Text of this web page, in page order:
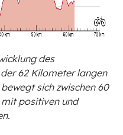
des
62 Kilometer langen
sich zwischen 60
positiven und